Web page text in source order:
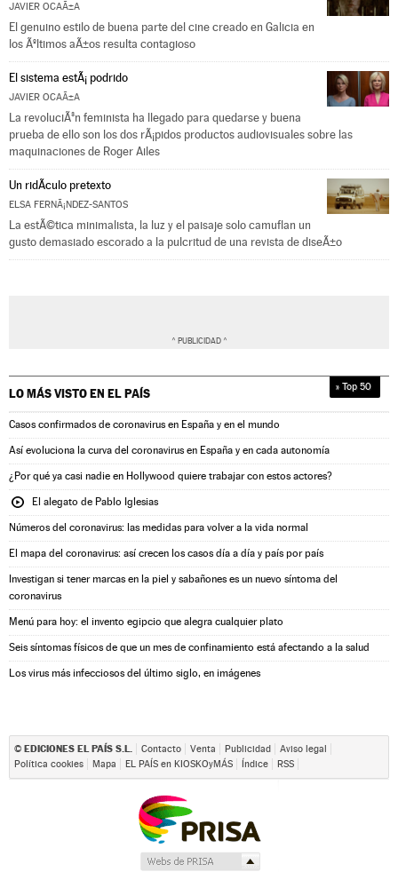
JAVIER OCAÃ±A
El genuino estilo de buena parte del cine creado en Galicia en
los Ãºltimos aÃ±os resulta contagioso
El sistema estÃ¡ podrido
JAVIER OCAÃ±A
La revoluciÃ³n feminista ha llegado para quedarse y buena
prueba de ello son los dos rÃ¡pidos productos audiovisuales sobre las
maquinaciones de Roger Ailes
Un ridÃ­culo pretexto
ELSA FERNÃ¡NDEZ-SANTOS
La estÃ©tica minimalista, la luz y el paisaje solo camuflan un
gusto demasiado escorado a la pulcritud de una revista de diseÃ±o
LO MÁS VISTO EN EL PAÍS » Top 50
Casos confirmados de coronavirus en España y en el mundo
Así evoluciona la curva del coronavirus en España y en cada autonomía
¿Por qué ya casi nadie en Hollywood quiere trabajar con estos actores?
El alegato de Pablo Iglesias
Números del coronavirus: las medidas para volver a la vida normal
El mapa del coronavirus: así crecen los casos día a día y país por país
Investigan si tener marcas en la piel y sabañones es un nuevo síntoma del
coronavirus
Menú para hoy: el invento egipcio que alegra cualquier plato
Seis síntomas físicos de que un mes de confinamiento está afectando a la salud
Los virus más infecciosos del último siglo, en imágenes
© EDICIONES EL PAÍS S.L. Contacto Venta Publicidad
Aviso legal
Política cookies
Mapa EL PAÍS en KIOSKOyMÁS Índice RSS